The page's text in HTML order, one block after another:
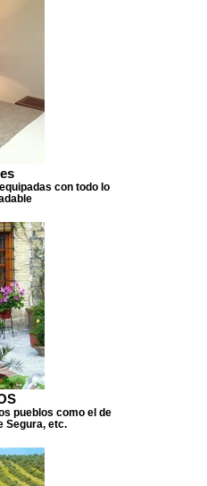
con todo lo
pueblos como el de
Segura, etc.